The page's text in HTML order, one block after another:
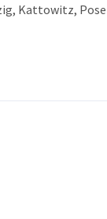
Kattowitz,